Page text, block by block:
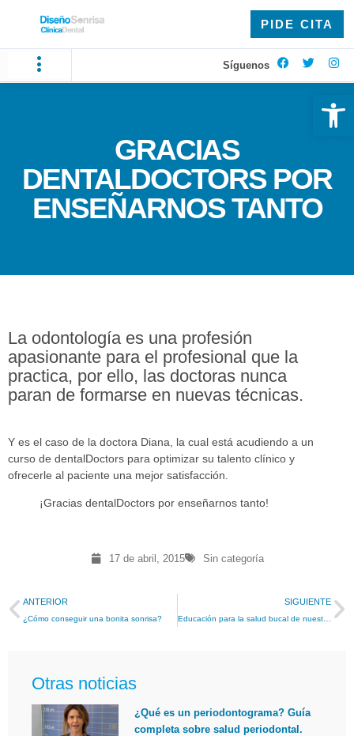
PIDE CITA
Síguenos
GRACIAS
DENTALDOCTORS POR
ENSEÑARNOS TANTO
La odontología es una profesión
apasionante para el profesional que la
practica, por ello, las doctoras nunca
paran de formarse en nuevas técnicas.
Y es el caso de la doctora Diana, la cual está acudiendo a un
curso de dentalDoctors para optimizar su talento clínico y
ofrecerle al paciente una mejor satisfacción.
¡Gracias dentalDoctors por enseñarnos tanto!
17 de abril, 2015 Sin categoría
ANTERIOR
¿Cómo conseguir una bonita sonrisa?
SIGUIENTE
Educación para la salud bucal de nuestros niños
Otras noticias
¿Qué es un periodontograma? Guía
completa sobre salud periodontal.